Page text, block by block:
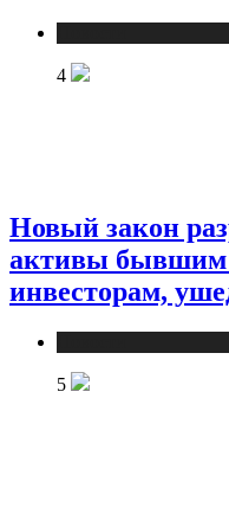
4
Новый закон
активы бывшим
инвесторам,
5